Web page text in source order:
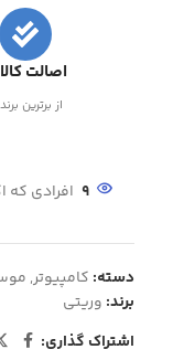
اصالت
از برترین
9 افرادی که
دسته: کامپیوتر,
برند: وریتی
اشتراک گذاری: